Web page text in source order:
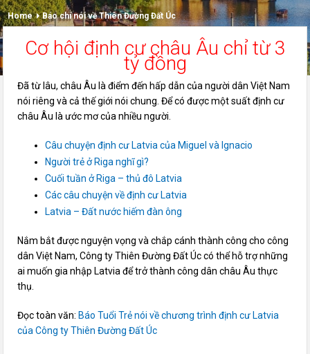
Home Báo chí nói về Thiên Đường Đất Úc
Cơ hội định cư châu Âu chỉ từ 3
tỷ đồng
Đã từ lâu, châu Âu là điểm đến hấp dẫn của người dân Việt Nam
nói riêng và cả thế giới nói chung. Để có được một suất định cư
châu Âu là ước mơ của nhiều người.
Câu chuyện định cư Latvia của Miguel và Ignacio
Người trẻ ở Riga nghĩ gì?
Cuối tuần ở Riga – thủ đô Latvia
Các câu chuyện về định cư Latvia
Latvia – Đất nước hiếm đàn ông
Nắm bắt được nguyện vọng và chắp cánh thành công cho công
dân Việt Nam, Công ty Thiên Đường Đất Úc có thể hỗ trợ những
ai muốn gia nhập Latvia để trở thành công dân châu Âu thực
thụ.
Đọc toàn văn: Báo Tuổi Trẻ nói về chương trình định cư Latvia
của Công ty Thiên Đường Đất Úc